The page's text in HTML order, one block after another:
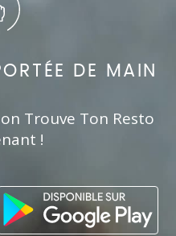
DE MAIN
Trouve Ton Resto
!